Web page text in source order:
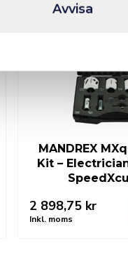
Avvisa
MANDREX
Kit –
2 898,75 kr
Inkl. moms